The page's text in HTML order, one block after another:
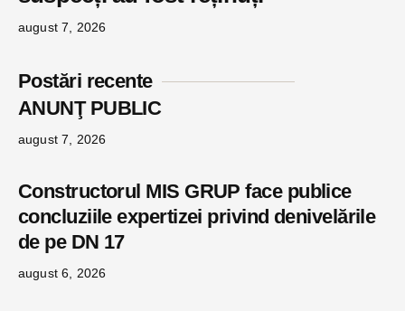
august 7, 2026
Postări recente
ANUNŢ PUBLIC
august 7, 2026
Constructorul MIS GRUP face publice
concluziile expertizei privind denivelările
de pe DN 17
august 6, 2026